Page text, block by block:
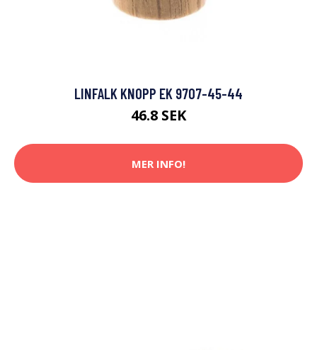
LINFALK KNOPP EK 9707-45-44
46.8 SEK
MER INFO!